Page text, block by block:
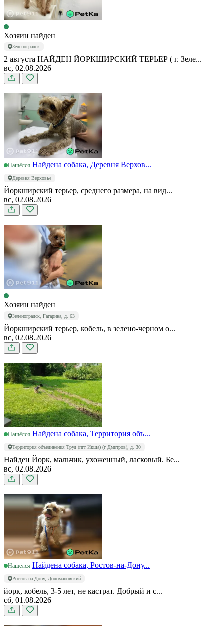
Хозяин найден
Зеленоградск
2 августа НАЙДЕН ЙОРКШИРСКИЙ ТЕРЬЕР ( г. Зеле...
вс, 02.08.2026
Нашёлся Найдена собака, Деревня Верхов...
Деревня Верховье
Йоркширский терьер, среднего размера, на вид...
вс, 02.08.2026
Хозяин найден
Зеленоградск, Гагарина, д. 63
Йоркширский терьер, кобель, в зелено-черном о...
вс, 02.08.2026
Нашёлся Найдена собака, Территория объ...
Территория объединения Труд (пгт Икша) (г Дмитров), д. 30
Найден Йорк, мальчик, ухоженный, ласковый. Бе...
вс, 02.08.2026
Нашёлся Найдена собака, Ростов-на-Дону...
Ростов-на-Дону, Доломановский
йорк, кобель, 3-5 лет, не кастрат. Добрый и с...
сб, 01.08.2026